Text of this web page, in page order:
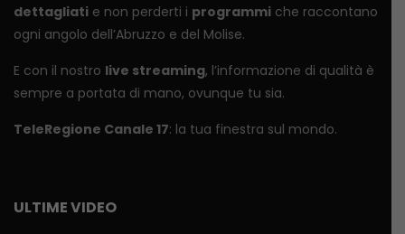
dettagliati e non perderti i programmi che raccontano
ogni angolo dell’Abruzzo e del Molise.
E con il nostro live streaming, l’informazione di qualità è
sempre a portata di mano, ovunque tu sia.
TeleRegione Canale 17: la tua finestra sul mondo.
ULTIME VIDEO